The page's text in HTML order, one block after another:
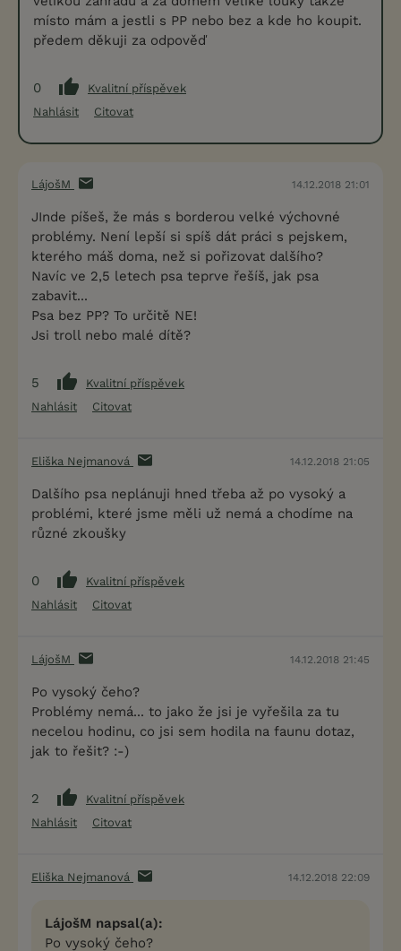
místo mám a jestli s PP nebo bez a kde ho koupit.
předem děkuji za odpověď
0
Kvalitní příspěvek
Nahlásit
Citovat
LájošM 14.12.2018 21:01
JInde píšeš, že más s borderou velké výchovné
problémy. Není lepší si spíš dát práci s pejskem,
kterého máš doma, než si pořizovat dalšího?
Navíc ve 2,5 letech psa teprve řešíš, jak psa
zabavit...
Psa bez PP? To určitě NE!
Jsi troll nebo malé dítě?
5
Kvalitní příspěvek
Nahlásit
Citovat
Eliška Nejmanová 14.12.2018 21:05
Dalšího psa neplánuji hned třeba až po vysoký a
problémi, které jsme měli už nemá a chodíme na
různé zkoušky
0
Kvalitní příspěvek
Nahlásit
Citovat
LájošM 14.12.2018 21:45
Po vysoký čeho?
Problémy nemá... to jako že jsi je vyřešila za tu
necelou hodinu, co jsi sem hodila na faunu dotaz,
jak to řešit? :-)
2
Kvalitní příspěvek
Nahlásit
Citovat
Eliška Nejmanová 14.12.2018 22:09
LájošM napsal(a):
Po vysoký čeho?